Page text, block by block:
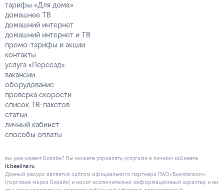
тарифы «Для дома»
домашнее ТВ
домашний интернет
домашний интернет и ТВ
промо-тарифы и акции
контакты
услуга «Переезд»
вакансии
оборудование
проверка скорости
список ТВ-пакетов
статьи
личный кабинет
способы оплаты
вы уже клиент билайн? Вы можете управлять услугами в личнoм кaбинeтe:
lk.beeline.ru
Данный ресурс является сайтом официального партнера ПАО «Вымпелком»
(торговая марка билайн) и носит исключительно информационный характер и ни